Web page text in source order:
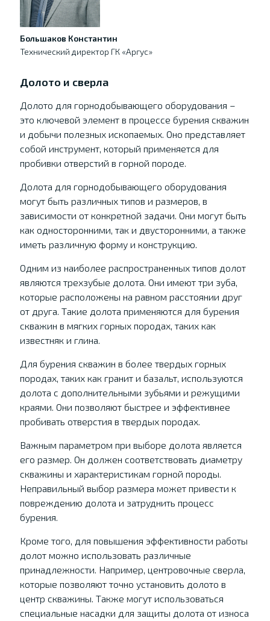
Большаков Константин
Технический директор ГК «Аргус»
Долото и сверла
Долото для горнодобывающего оборудования –
это ключевой элемент в процессе бурения скважин
и добычи полезных ископаемых. Оно представляет
собой инструмент, который применяется для
пробивки отверстий в горной породе.
Долота для горнодобывающего оборудования
могут быть различных типов и размеров, в
зависимости от конкретной задачи. Они могут быть
как односторонними, так и двусторонними, а также
иметь различную форму и конструкцию.
Одним из наиболее распространенных типов долот
являются трехзубые долота. Они имеют три зуба,
которые расположены на равном расстоянии друг
от друга. Такие долота применяются для бурения
скважин в мягких горных породах, таких как
известняк и глина.
Для бурения скважин в более твердых горных
породах, таких как гранит и базальт, используются
долота с дополнительными зубьями и режущими
краями. Они позволяют быстрее и эффективнее
пробивать отверстия в твердых породах.
Важным параметром при выборе долота является
его размер. Он должен соответствовать диаметру
скважины и характеристикам горной породы.
Неправильный выбор размера может привести к
повреждению долота и затруднить процесс
бурения.
Кроме того, для повышения эффективности работы
долот можно использовать различные
принадлежности. Например, центровочные сверла,
которые позволяют точно установить долото в
центр скважины. Также могут использоваться
специальные насадки для защиты долота от износа